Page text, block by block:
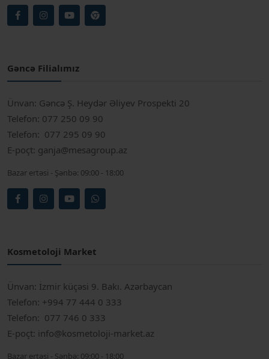
Gəncə Filialımız
Ünvan: Gəncə Ş. Heydər Əliyev Prospekti 20
Telefon: 077 250 09 90
Telefon: 077 295 09 90
E-poçt: ganja@mesagroup.az
Bazar ertəsi - Şənbə: 09:00 - 18:00
Kosmetoloji Market
Ünvan: İzmir küçəsi 9. Bakı. Azərbaycan
Telefon: +994 77 444 0 333
Telefon: 077 746 0 333
E-poçt: info@kosmetoloji-market.az
Bazar ertəsi - Şənbə: 09:00 - 18:00